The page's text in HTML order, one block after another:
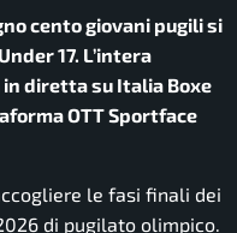
cento giovani pugili si
17. L’intera
diretta su Italia Boxe
OTT Sportface
le fasi finali dei
di pugilato olimpico.